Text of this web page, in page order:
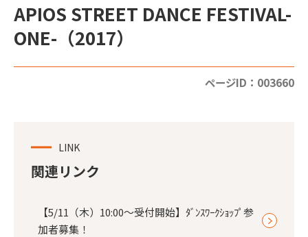
APIOS STREET DANCE FESTIVAL-
ONE-（2017）
ページID：003660
LINK
関連リンク
【5/11（木）10:00～受付開始】ﾀﾞﾝｽﾜｰｸｼｮｯﾌﾟ参
加者募集！